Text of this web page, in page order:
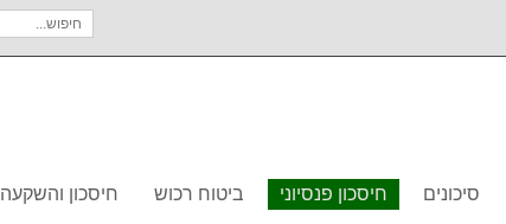
חיפוש
סיכונים חיסכון פנסיוני ביטוח רכוש חיסכון והשקעה